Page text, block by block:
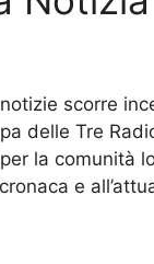
scorre
delle Tre
la comunità
e